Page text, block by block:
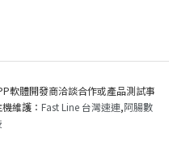
軟體開發商洽談合作或產品測試事
維護： Fast Line 台灣速連,阿腸數